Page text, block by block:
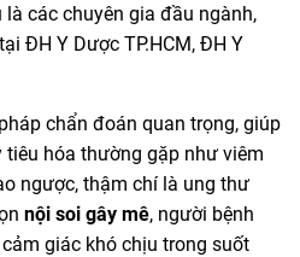
các chuyên gia đầu ngành,
ĐH Y Dược TP.HCM, ĐH Y
chẩn đoán quan trọng, giúp
tiêu hóa thường gặp như viêm
ngược, thậm chí là ung thư
nội soi gây mê, người bệnh
giác khó chịu trong suốt